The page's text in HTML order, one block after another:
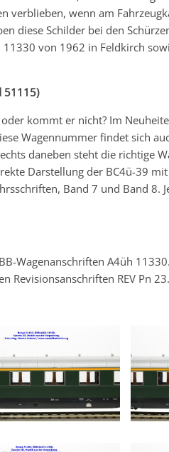
verblieben, wenn am
diese Schilder bei den
von 1962 in Feldkirch
51115)
kommt er nicht? Im
Wagennummer findet sich
daneben steht die richtige
Darstellung der BC4ü-39
Band 7 und Band 8.
Wagenanschriften A4üh
REV Pn